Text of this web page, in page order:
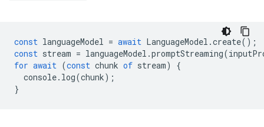
const languageModel = await LanguageModel .create();
const stream = languageModel .promptStreaming(
for await (const chunk of stream)
{
console. log(chunk);
}